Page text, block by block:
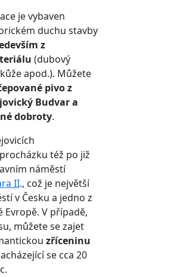
je vybaven
duchu stavby
z
(dubový
apod.). Můžete
pivo z
Budvar a
dobroty.
též po již
náměstí
II., což je největší
v Česku a jedno z
Evropě. V případě,
můžete se zajet
zříceninu
se cca 20